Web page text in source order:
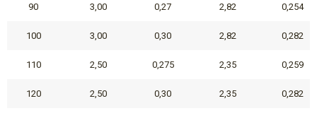
90 3,00 0,27 2,82 0,254
100 3,00 0,30 2,82 0,282
110 2,50 0,275 2,35 0,259
120 2,50 0,30 2,35 0,282